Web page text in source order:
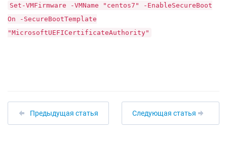
Set-VMFirmware -VMName "centos7" -EnableSecureBoot
On -SecureBootTemplate
"MicrosoftUEFICertificateAuthority"
Предыдущая статья Следующая статья